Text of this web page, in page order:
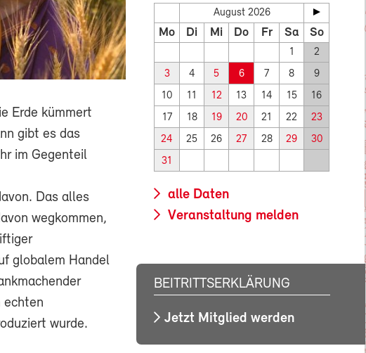
Erde kümmert
gibt es das
im Gegenteil
Das alles
wegkommen,
globalem Handel
echten
wurde.
August 2026
Mo Di Mi Do Fr Sa So
1 2
3 4 5 6 7 8 9
10 11 12 13 14 15 16
17 18 19 20 21 22 23
24 25 26 27 28 29 30
31
alle Daten
Veranstaltung melden
BEITRITTSERKLÄRUNG
Jetzt Mitglied werden